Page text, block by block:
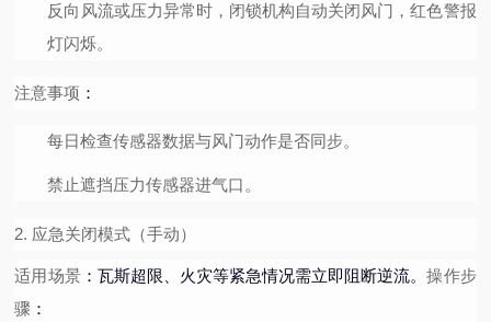
反向风流或压力异常时，闭锁机构自动关闭风门，红色警报
灯闪烁。
注意事项 ：
每日检查传感器数据与风门动作是否同步。
禁止遮挡压力传感器进气口。
2. 应急关闭模式（手动）
适用场景：瓦斯超限、火灾等紧急情况需立即阻断逆流。操作步
骤 ：